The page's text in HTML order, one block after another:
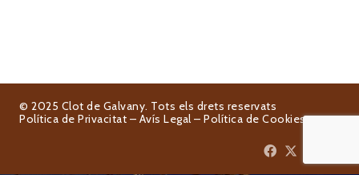
© 2025 Clot de Galvany. Tots els drets reservats
Política de Privacitat – Avís Legal – Política de Cookies